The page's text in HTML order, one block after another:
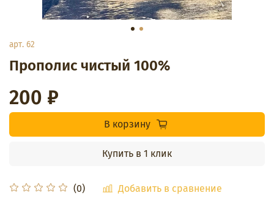
арт. 62
Прополис чистый 100%
(0) Добавить в сравнение
200 ₽
В корзину
Купить в 1 клик